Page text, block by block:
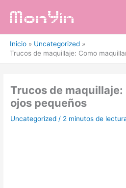
Inicio
Uncategorized
Trucos de maquillaje: Como
Trucos de
ojos pequeños
Uncategorized / 2 minutos de